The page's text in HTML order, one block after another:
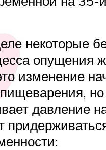
некоторые
опущения
изменение
давление